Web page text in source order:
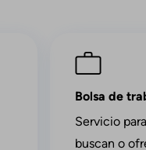
Imagen
Bolsa de
Servicio
buscan o